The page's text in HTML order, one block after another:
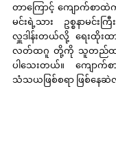
တာကြောင့် ကျောက်စ
မင်းရဲ့သား ဥစ္စနာမင်း
လှူဒါန်းတယ်လို့ ရေးထိုးထာ
လတ်ထဂူ တို့ကို သူတည်ထ
ပါသေးတယ်။ ကျောက်စ
သံသယဖြစ်စရာ ဖြစ်နေ